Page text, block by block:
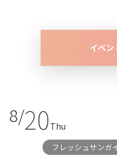
イベン
8/20 Thu
フレッシュサンガ